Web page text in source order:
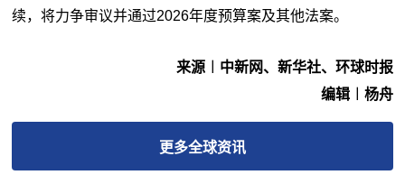
续，将力争审议并通过2026年度预算案及其他法案。
来源︱中新网、新华社、环球时报
编辑︱杨舟
更多全球资讯